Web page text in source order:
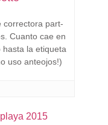
correctora part-
Cuanto cae en
hasta la etiqueta
uso anteojos!)